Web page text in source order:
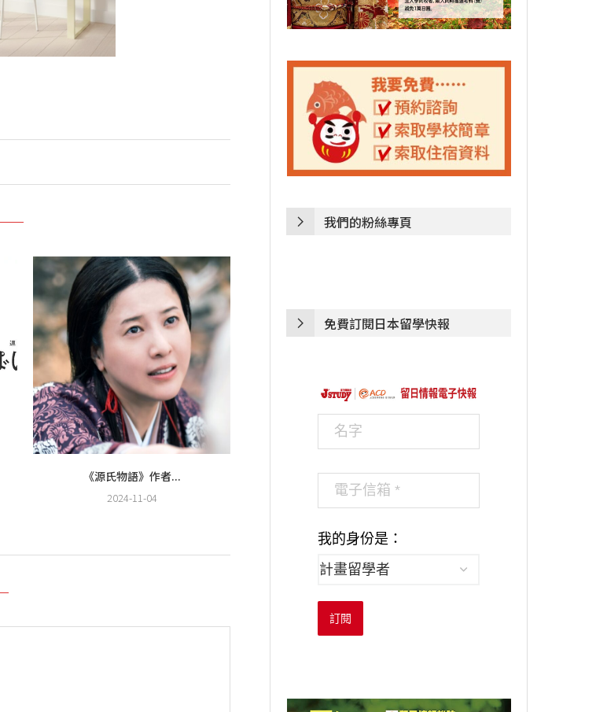
《源氏物語》作者...
2024-11-04
透過音樂，連結對...
2025-02-21
我們的粉絲專頁
免費訂閱日本留學快報
我的身份是：
訂閱